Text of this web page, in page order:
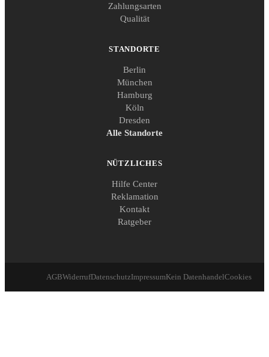
Zahlungsarten
Qualität
STANDORTE
Berlin
München
Hamburg
Köln
Dresden
Alle Standorte
NÜTZLICHES
Hilfe Center
Reklamation
Kontakt
Ratgeber
AGBWiderrufDatenschutzImpressumKein DatenhandelCookies